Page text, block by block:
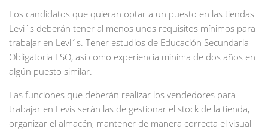
Los candidatos que quieran optar a un puesto en las tiendas
Levi´s deberán tener al menos unos requisitos mínimos para
trabajar en Levi´s. Tener estudios de Educación Secundaria
Obligatoria ESO, así como experiencia mínima de dos años en
algún puesto similar.
Las funciones que deberán realizar los vendedores para
trabajar en Levis serán las de gestionar el stock de la tienda,
organizar el almacén, mantener de manera correcta el visual